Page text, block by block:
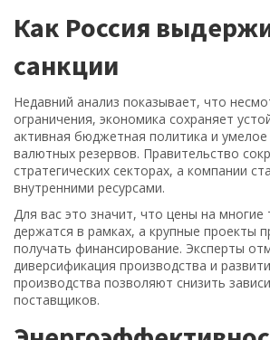
Как Россия
санкции
Недавний анализ показывает, что
ограничения, экономика сохраняет
активная бюджетная политика и умелое
валютных резервов. Правительство
стратегических секторах, а компании
внутренними ресурсами.
Для вас это значит, что цены на многие
держатся в рамках, а крупные проекты
получать финансирование. Эксперты
диверсификация производства и
производства позволяют снизить
поставщиков.